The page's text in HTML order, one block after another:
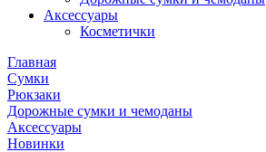
Аксессуары
Косметички
Главная
Сумки
Рюкзаки
Дорожные сумки и чемоданы
Аксессуары
Новинки